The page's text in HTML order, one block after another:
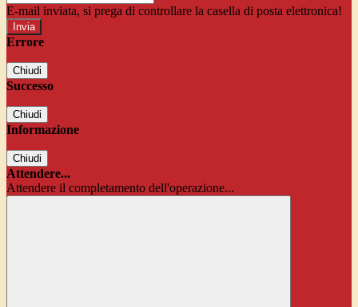
E-mail inviata, si prega di controllare la casella di posta elettronica!
Errore
Chiudi
Successo
Chiudi
Informazione
Chiudi
Attendere...
Attendere il completamento dell'operazione...